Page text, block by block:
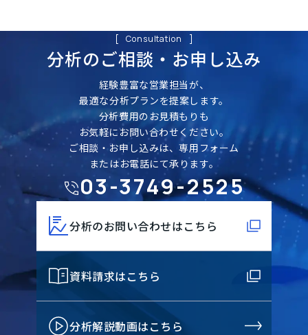
Consultation
分析のご相談・ お申し込み
経験豊富な営業担当が、
最適な分析プランを提案します。
分析費用のお見積もりも
お気軽にお問い合わせください。
ご相談・お申し込みは、専用フォーム
またはお電話にて承ります。
03-3749-2525
分析のお問い合わせはこちら
資料請求はこちら
分析解説動画はこちら